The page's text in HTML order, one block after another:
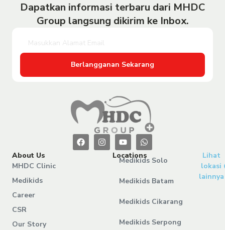
Dapatkan informasi terbaru dari MHDC
Group langsung dikirim ke Inbox.
Berlangganan Sekarang
About Us
MHDC Clinic
Medikids
Career
CSR
Our Story
Locations
Medikids Solo
Medikids Batam
Medikids Cikarang
Medikids Serpong
Lihat
lokasi
lainnya